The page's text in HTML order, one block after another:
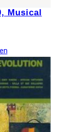
Musical